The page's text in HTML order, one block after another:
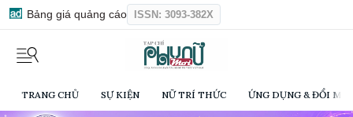
Bảng giá quảng cáo ISSN: 3093-382X
TRANG CHỦ SỰ KIỆN NỮ TRÍ THỨC ỨNG DỤNG & ĐỔI